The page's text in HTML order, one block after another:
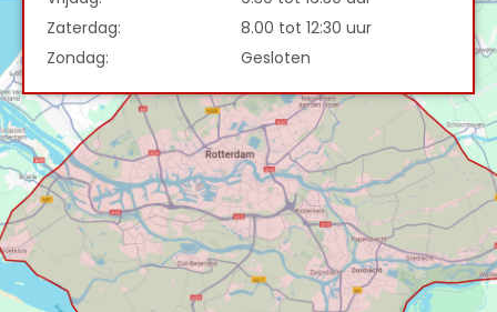
Zaterdag:
8.00 tot 12:30 uur
Zondag:
Gesloten